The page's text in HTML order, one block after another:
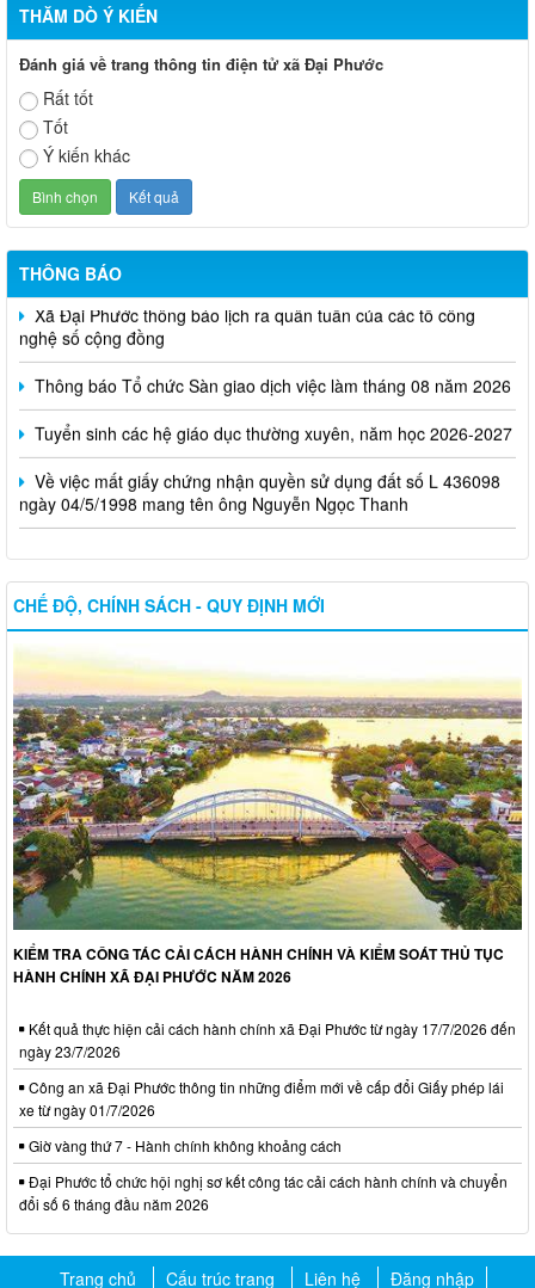
THĂM DÒ Ý KIẾN
Đánh giá về trang thông tin điện tử xã Đại Phước
Rất tốt
Tốt
Ý kiến khác
THÔNG BÁO
Xã Đại Phước thông báo lịch ra quân tuần của các tổ công
nghệ số cộng đồng
Thông báo Tổ chức Sàn giao dịch việc làm tháng 08 năm 2026
Tuyển sinh các hệ giáo dục thường xuyên, năm học 2026-2027
Về việc mất giấy chứng nhận quyền sử dụng đất số L 436098
ngày 04/5/1998 mang tên ông Nguyễn Ngọc Thanh
CHẾ ĐỘ, CHÍNH SÁCH - QUY ĐỊNH MỚI
KIỂM TRA CÔNG TÁC CẢI CÁCH HÀNH CHÍNH VÀ KIỂM SOÁT THỦ TỤC
HÀNH CHÍNH XÃ ĐẠI PHƯỚC NĂM 2026
Kết quả thực hiện cải cách hành chính xã Đại Phước từ ngày 17/7/2026 đến
ngày 23/7/2026
Công an xã Đại Phước thông tin những điểm mới về cấp đổi Giấy phép lái
xe từ ngày 01/7/2026
Giờ vàng thứ 7 - Hành chính không khoảng cách
Đại Phước tổ chức hội nghị sơ kết công tác cải cách hành chính và chuyển
đổi số 6 tháng đầu năm 2026
Trang chủ Cấu trúc trang Liên hệ Đăng nhập